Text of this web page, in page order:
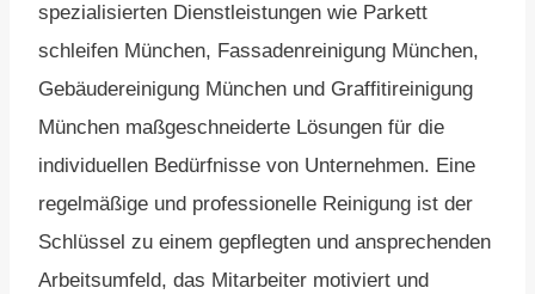
spezialisierten Dienstleistungen wie Parkett
schleifen München, Fassadenreinigung München,
Gebäudereinigung München und Graffitireinigung
München maßgeschneiderte Lösungen für die
individuellen Bedürfnisse von Unternehmen. Eine
regelmäßige und professionelle Reinigung ist der
Schlüssel zu einem gepflegten und ansprechenden
Arbeitsumfeld, das Mitarbeiter motiviert und